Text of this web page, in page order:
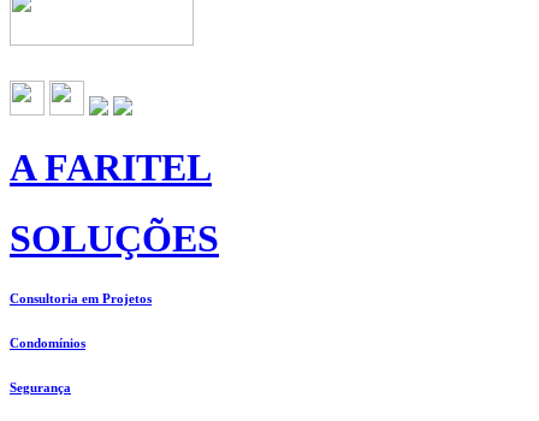
A FARITEL
SOLUÇÕES
Consultoria em Projetos
Condomínios
Segurança